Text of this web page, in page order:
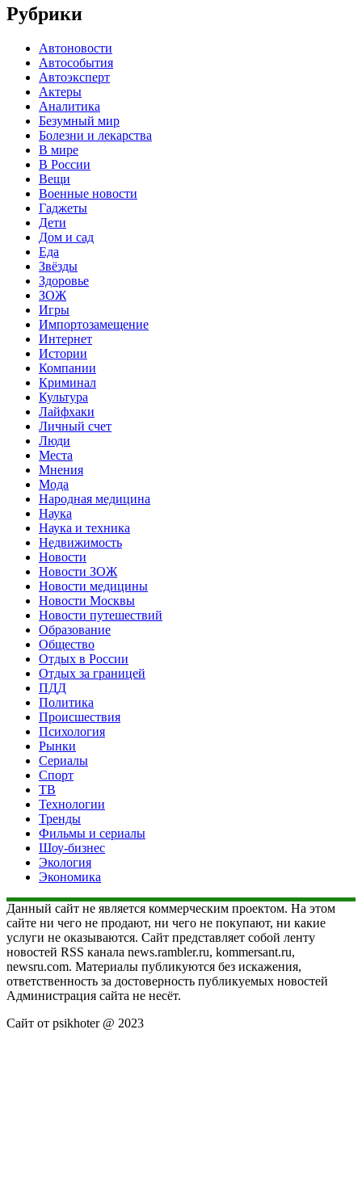
Рубрики
Автоновости
Автособытия
Автоэксперт
Актеры
Аналитика
Безумный мир
Болезни и лекарства
В мире
В России
Вещи
Военные новости
Гаджеты
Дети
Дом и сад
Еда
Звёзды
Здоровье
ЗОЖ
Игры
Импортозамещение
Интернет
Истории
Компании
Криминал
Культура
Лайфхаки
Личный счет
Люди
Места
Мнения
Мода
Народная медицина
Наука
Наука и техника
Недвижимость
Новости
Новости ЗОЖ
Новости медицины
Новости Москвы
Новости путешествий
Образование
Общество
Отдых в России
Отдых за границей
ПДД
Политика
Происшествия
Психология
Рынки
Сериалы
Спорт
ТВ
Технологии
Тренды
Фильмы и сериалы
Шоу-бизнес
Экология
Экономика
Данный сайт не является коммерческим проектом. На этом
сайте ни чего не продают, ни чего не покупают, ни какие
услуги не оказываются. Сайт представляет собой ленту
новостей RSS канала news.rambler.ru, kommersant.ru,
newsru.com. Материалы публикуются без искажения,
ответственность за достоверность публикуемых новостей
Администрация сайта не несёт.
Сайт от psikhoter @ 2023